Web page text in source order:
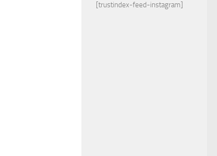
[trustindex-feed-instagram]